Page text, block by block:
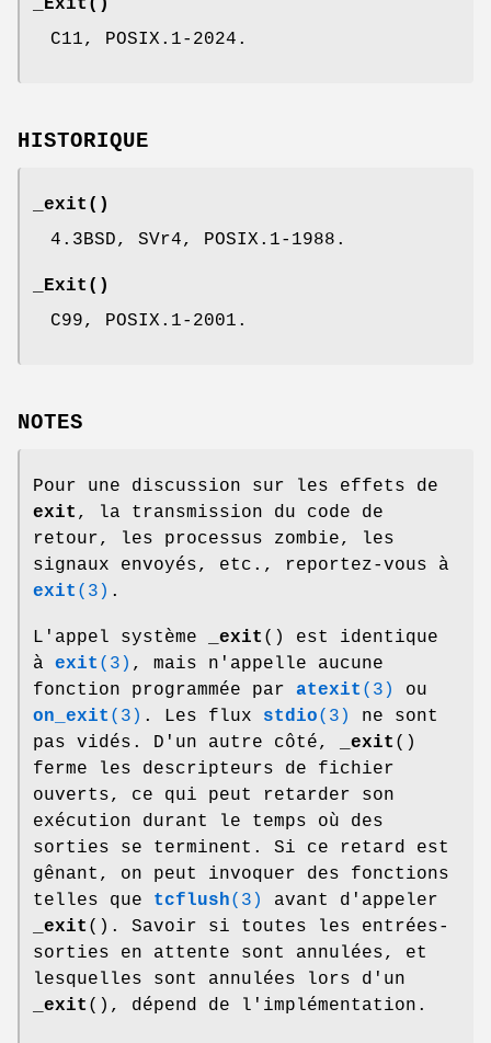
_Exit ()
C11, POSIX.1-2024.
HISTORIQUE
_exit ()
4.3BSD, SVr4, POSIX.1-1988.
_Exit ()
C99, POSIX.1-2001.
NOTES
Pour une discussion sur les effets de
exit , la transmission du code de
retour, les processus zombie, les
signaux envoyés, etc., reportez-vous à
exit (3) .
L'appel système _exit () est identique
à exit (3) , mais n'appelle aucune
fonction programmée par atexit (3)
ou
on_exit (3) . Les flux stdio(3)
ne sont
pas vidés. D'un autre côté,
_exit ()
ferme les descripteurs de fichier
ouverts, ce qui peut retarder son
exécution durant le temps où des
sorties se terminent. Si ce retard est
gênant, on peut invoquer des fonctions
telles que tcflush(3)
avant d'appeler
_exit (). Savoir si toutes les entrées-
sorties en attente sont annulées, et
lesquelles sont annulées lors d'un
_exit (), dépend de l'implémentation.